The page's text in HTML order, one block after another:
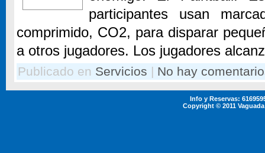
participantes usan
comprimido, CO2, para disparar
a otros jugadores. Los jugadores
Publicado en Servicios | No hay
Info y Reservas:
Copyright © 2011